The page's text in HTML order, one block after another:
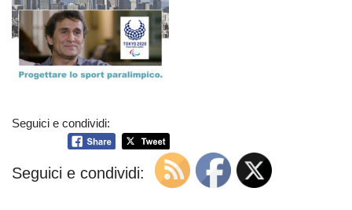
Seguici e condividi:
Seguici e condividi: